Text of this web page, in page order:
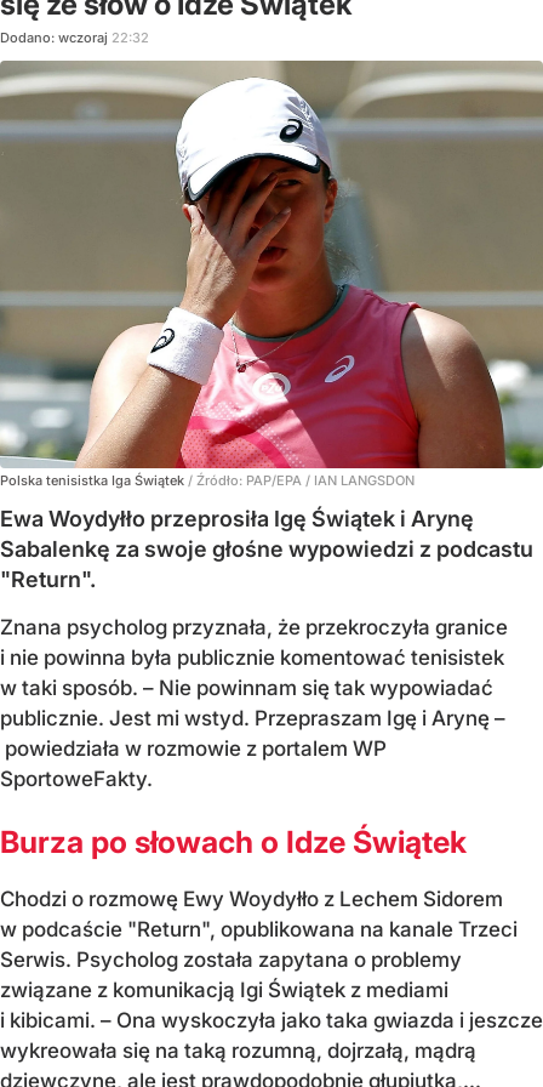
Dodano: wczoraj 22:32
Polska tenisistka Iga Świątek / Źródło: PAP/EPA / IAN LANGSDON
Ewa Woydyłło przeprosiła Igę Świątek i Arynę
Sabalenkę za swoje głośne wypowiedzi z podcastu
"Return".
Znana psycholog przyznała, że przekroczyła granice
i nie powinna była publicznie komentować tenisistek
w taki sposób. – Nie powinnam się tak wypowiadać
publicznie. Jest mi wstyd. Przepraszam Igę i Arynę –
powiedziała w rozmowie z portalem WP
SportoweFakty.
Burza po słowach o Idze Świątek
Chodzi o rozmowę Ewy Woydyłło z Lechem Sidorem
w podcaście "Return", opublikowana na kanale Trzeci
Serwis. Psycholog została zapytana o problemy
związane z komunikacją Igi Świątek z mediami
i kibicami. – Ona wyskoczyła jako taka gwiazda i jeszcze
wykreowała się na taką rozumną, dojrzałą, mądrą
dziewczynę, ale jest prawdopodobnie głupiutka,...